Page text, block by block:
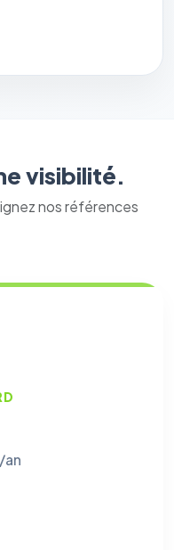
visibilité.
nos références
/an
session, sécurité,
Ils ne
Données
et de
(Google Ads,